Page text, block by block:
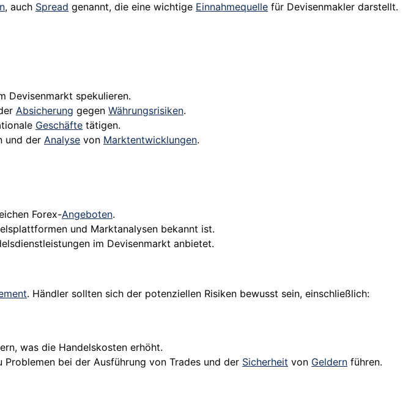
, auch Spread genannt, die eine wichtige Einnahmequelle für Devisenmakler darstellt.
Devisenmarkt spekulieren.
Absicherung gegen Währungsrisiken.
Geschäfte tätigen.
und der Analyse von Marktentwicklungen.
Forex-Angeboten.
und Marktanalysen bekannt ist.
im Devisenmarkt anbietet.
. Händler sollten sich der potenziellen Risiken bewusst sein, einschließlich:
was die Handelskosten erhöht.
bei der Ausführung von Trades und der Sicherheit von Geldern führen.